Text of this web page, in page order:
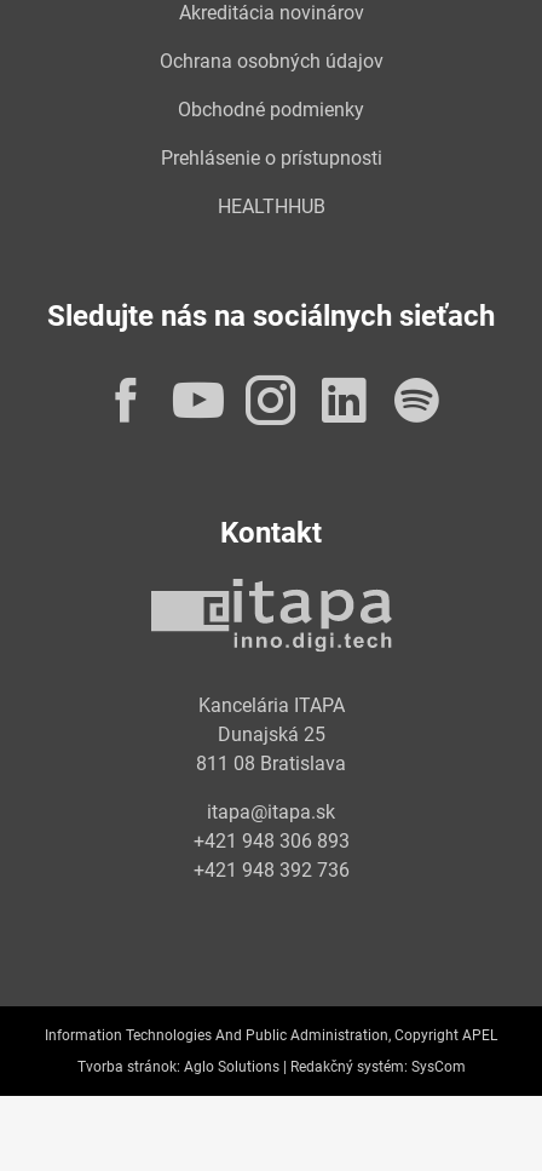
Akreditácia novinárov
Ochrana osobných údajov
Obchodné podmienky
Prehlásenie o prístupnosti
HEALTHHUB
Sledujte nás na sociálnych sieťach
Facebook
YouTube
Instagram
Kontakt
Kancelária ITAPA
Dunajská 25
811 08 Bratislava
itapa@itapa.sk
+421 948 306 893
+421 948 392 736
Information Technologies And Public Administration, Copyright APEL
Tvorba stránok: Aglo Solutions | Redakčný systém: SysCom